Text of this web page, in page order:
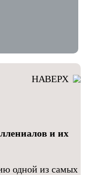
НАВЕРХ
и их
одной из самых